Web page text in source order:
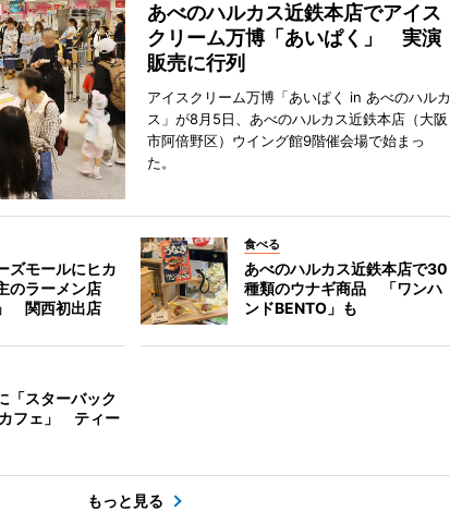
あべのハルカス近鉄本店でアイス
クリーム万博「あいぱく」 実演
販売に行列
アイスクリーム万博「あいぱく in あべのハルカ
ス」が8月5日、あべのハルカス近鉄本店（大阪
市阿倍野区）ウイング館9階催会場で始まっ
た。
ズモールにヒカ
のラーメン店
関西初出店
食べる
あべのハルカス近鉄本店で30
種類のウナギ商品 「ワンハ
ンドBENTO」も
「スターバック
フェ」 ティー
もっと見る